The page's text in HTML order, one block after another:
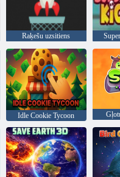
Raķešu uzsitiens
Idle Cookie Tycoon